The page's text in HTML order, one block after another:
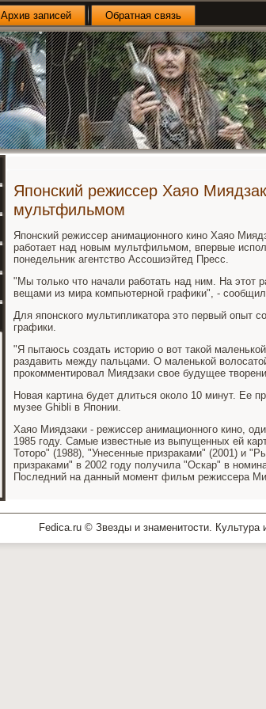
Архив записей Обратная связь
Японский режиссер Хаяо
мультфильмом
Японский режиссер анимационного кино Хаяо
работает над новым мультфильмом, впервые
понедельник агентство Ассошиэйтед Пресс.
"Мы только что начали работать над ним. На этот
вещами из мира компьютерной графики", -
Для японского мультипликатора это первый опыт
графики.
"Я пытаюсь создать историю о вот такой
раздавить между пальцами. О маленькой
прокомментировал Миядзаки свое будущее
Новая картина будет длиться около 10 минут. Ее
музее Ghibli в Японии.
Хаяо Миядзаки - режиссер анимационного кино,
1985 году. Самые известные из выпущенных ей
Тоторо" (1988), "Унесенные призраками" (2001) и
призраками" в 2002 году получила "Оскар" в
Последний на данный момент фильм режиссера
Fedica.ru © Звезды и знаменитοсти. Культура